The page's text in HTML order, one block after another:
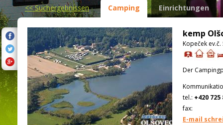
<<Suchergebnissen Camping Einrichtungen
kemp
Kopeček
Der
tel.: +420 725
fax:
E-mail